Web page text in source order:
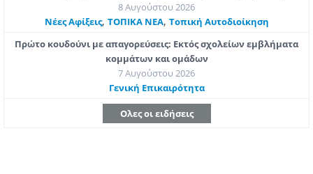
8 Αυγούστου 2026
Νέες Αφίξεις, ΤΟΠΙΚΑ ΝΕΑ, Τοπική Αυτοδιοίκηση
Πρώτο κουδούνι με απαγορεύσεις: Εκτός σχολείων εμβλήματα
κομμάτων και ομάδων
7 Αυγούστου 2026
Γενική Επικαιρότητα
Ολες οι ειδήσεις